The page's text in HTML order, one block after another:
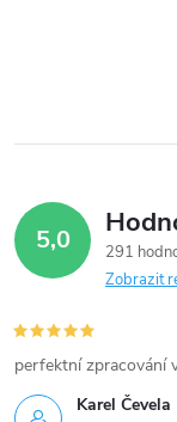
5,0
291
Zobrazit
Karel Čevela
perfektní zpracování